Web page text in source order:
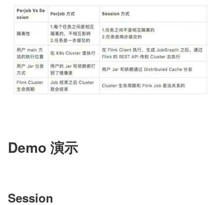
Demo 演示
Session